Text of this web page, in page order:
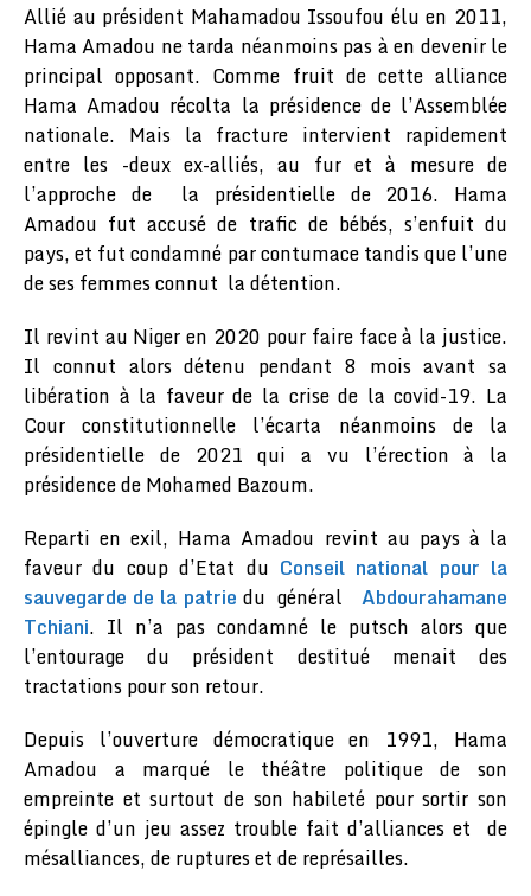
Allié au président Mahamadou Issoufou élu en 2011,
Hama Amadou ne tarda néanmoins pas à en devenir le
principal opposant. Comme fruit de cette alliance
Hama Amadou récolta la présidence de l’Assemblée
nationale. Mais la fracture intervient rapidement
entre les -deux ex-alliés, au fur et à mesure de
l’approche de la présidentielle de 2016. Hama
Amadou fut accusé de trafic de bébés, s’enfuit du
pays, et fut condamné par contumace tandis que l’une
de ses femmes connut la détention.
Il revint au Niger en 2020 pour faire face à la justice.
Il connut alors détenu pendant 8 mois avant sa
libération à la faveur de la crise de la covid-19. La
Cour constitutionnelle l’écarta néanmoins de la
présidentielle de 2021 qui a vu l’érection à la
présidence de Mohamed Bazoum.
Reparti en exil, Hama Amadou revint au pays à la
faveur du coup d’Etat du Conseil national pour la
sauvegarde de la patrie du généralAbdourahamane
Tchiani. Il n’a pas condamné le putsch alors que
l’entourage du président destitué menait des
tractations pour son retour.
Depuis l’ouverture démocratique en 1991, Hama
Amadou a marqué le théâtre politique de son
empreinte et surtout de son habileté pour sortir son
épingle d’un jeu assez trouble fait d’alliances et de
mésalliances, de ruptures et de représailles.